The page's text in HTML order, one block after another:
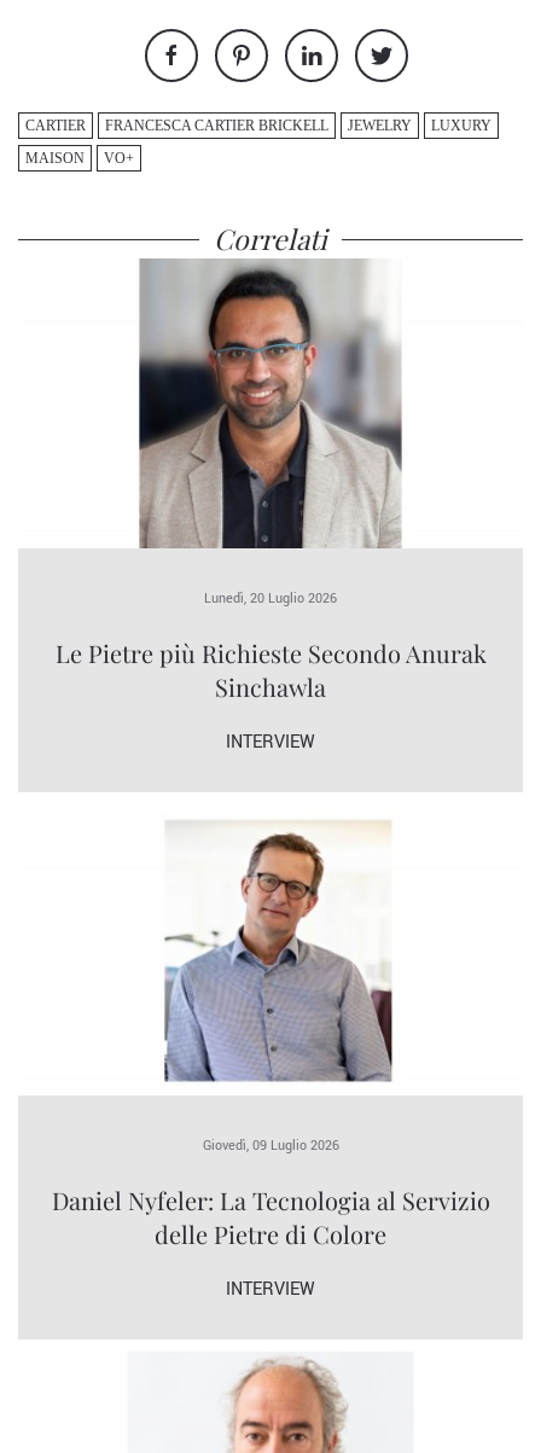
CARTIER FRANCESCA CARTIER BRICKELL JEWELRY
LUXURY
MAISON
VO+
Correlati
Lunedì, 20 Luglio 2026
Le Pietre più Richieste Secondo Anurak
Sinchawla
INTERVIEW
Giovedì, 09 Luglio 2026
Daniel Nyfeler: La Tecnologia al Servizio
delle Pietre di Colore
INTERVIEW